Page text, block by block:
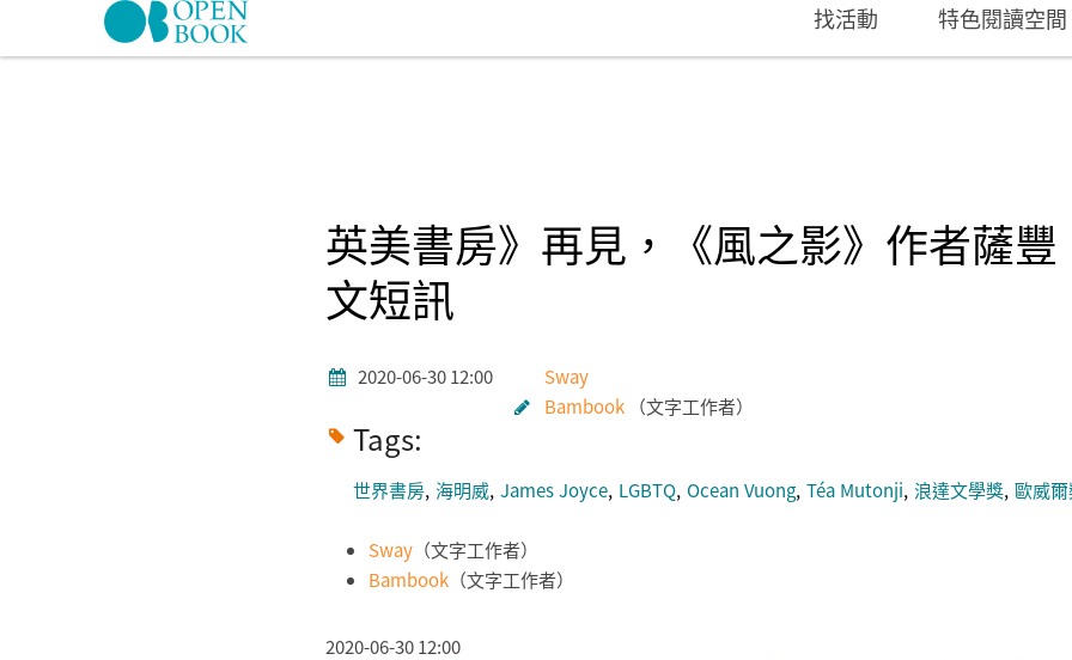
Skip to navigation 找活動 特色閱讀空間
英美書房》再見，《風之影》作者薩
文短訊
2020-06-30 12:00
Sway
Bambook
文字工作者
Tags:
世界書房 海明威 James Joyce LGBTQ Ocean Vuong Téa Mutonji 浪達文學獎 歐威爾
Sway （文字工作者）
Bambook （文字工作者）
2020-06-30 12:00